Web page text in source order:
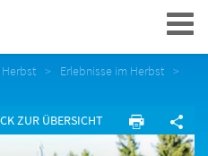
Navigation
Herbst
Erlebnisse im Herbst
ZUR ÜBERSICHT